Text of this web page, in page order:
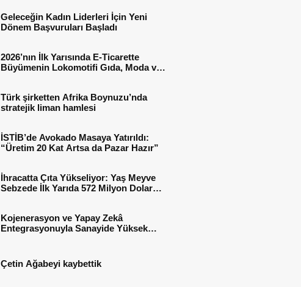
Geleceğin Kadın Liderleri İçin Yeni
Dönem Başvuruları Başladı
2026’nın İlk Yarısında E-Ticarette
Büyümenin Lokomotifi Gıda, Moda ve
Türk şirketten Afrika Boynuzu’nda
stratejik liman hamlesi
İSTİB’de Avokado Masaya Yatırıldı:
“Üretim 20 Kat Artsa da Pazar Hazır”
İhracatta Çıta Yükseliyor: Yaş Meyve
Sebzede İlk Yarıda 572 Milyon Dolar
Kojenerasyon ve Yapay Zekâ
Entegrasyonuyla Sanayide Yüksek
Çetin Ağabeyi kaybettik